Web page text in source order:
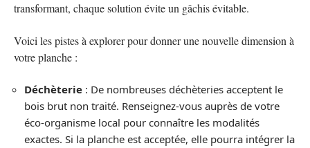
transformant, chaque solution évite un gâchis évitable.
Voici les pistes à explorer pour donner une nouvelle dimension à
votre planche :
Déchèterie : De nombreuses déchèteries acceptent le
bois brut non traité. Renseignez-vous auprès de votre
éco-organisme local pour connaître les modalités
exactes. Si la planche est acceptée, elle pourra intégrer la